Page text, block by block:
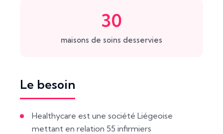
30
maisons de soins desservies
Le besoin
Healthycare est une société Liégeoise
mettant en relation 55 infirmiers